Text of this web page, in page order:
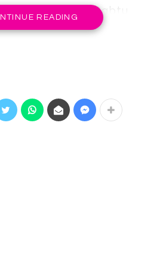
Kotamobagu, Sabtu
hingga usai.
READING